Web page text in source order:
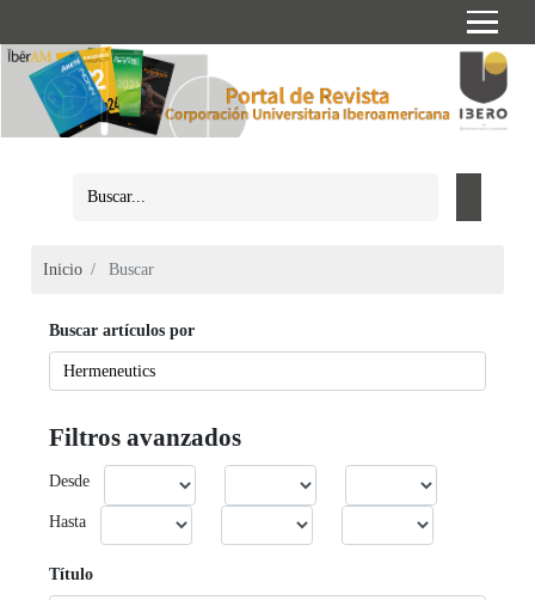
Inicio Buscar
Buscar artículos por
Filtros avanzados
Desde
Hasta
Título